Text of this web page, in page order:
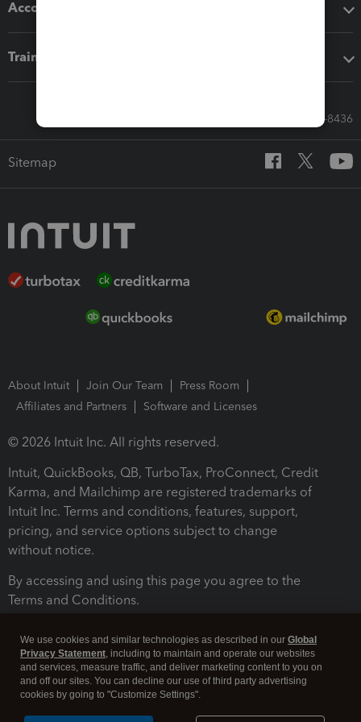
Accounting solutions
Training & support
Call Sales: 833-564-8436
Sitemap
About Intuit Join Our Team
Press Room
Affiliates and Partners
Software and Licenses
© 2026 Intuit Inc. All rights reserved.
Intuit, QuickBooks, QB, TurboTax, ProConnect, Credit
Karma, and Mailchimp are registered trademarks of
Intuit Inc. Terms and conditions, features, support,
pricing, and service options subject to change
without notice.
By accessing and using this page you agree to the
Terms and Conditions.
We use cookies and similar technologies as described in our Global
Privacy Statement, including to maintain and operate our websites
and services, measure traffic, and deliver marketing content to you on
and off our sites. You can decline our use of third party advertising
cookies by going to "Customize Settings".